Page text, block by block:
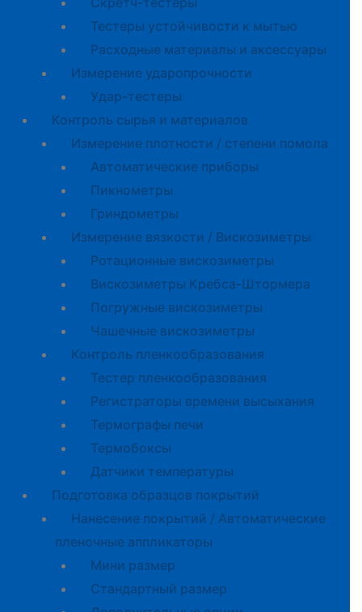
Тестеры устойчивости к мытью
Расходные материалы и аксессуары
Измерение ударопрочности
Удар-тестеры
Контроль сырья и материалов
Измерение плотности / степени помола
Автоматические приборы
Пикнометры
Гриндометры
Измерение вязкости / Вискозиметры
Ротационные вискозиметры
Вискозиметры Кребса-Штормера
Погружные вискозиметры
Чашечные вискозиметры
Контроль пленкообразования
Тестер пленкообразования
Регистраторы времени высыхания
Термографы печи
Термобоксы
Датчики температуры
Подготовка образцов покрытий
Нанесение покрытий / Автоматические
пленочные аппликаторы
Мини размер
Стандартный размер